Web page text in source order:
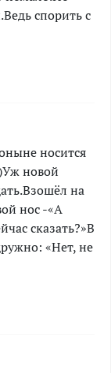
спорить с
носится
новой
на
нос -«А
сказать?»В
«Нет, не